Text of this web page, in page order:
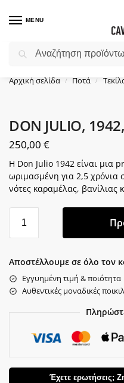
MENU
Επιλέξτε ένα δώρο
Αρχική σελίδα / Ποτά /
DON JULIO,
250,00 €
Η Don Julio 1942 είναι μια
ωριμασμένη για 2,5 χρόνια
νότες καραμέλας, βανίλιας
Αποστέλλουμε σε όλο τον
Εγγυημένη τιμή & ποιότητα
Αυθεντικές μοναδικές
Έχετε ερωτήσεις;